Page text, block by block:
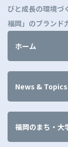
びと成長の環境づ
福岡」のブランド
ホーム
News & Topics
福岡のまち・大